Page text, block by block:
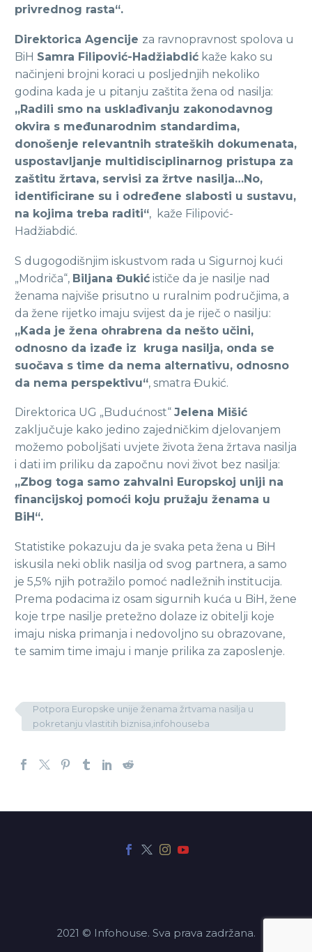
privrednog rasta“.
Direktorica Agencije za ravnopravnost spolova u
BiH Samra Filipović-Hadžiabdić kaže kako su
načinjeni brojni koraci u posljednjih nekoliko
godina kada je u pitanju zaštita žena od nasilja:
„Radili smo na usklađivanju zakonodavnog
okvira s međunarodnim standardima,
donošenje relevantnih strateških dokumenata,
uspostavljanje multidisciplinarnog pristupa za
zaštitu žrtava, servisi za žrtve nasilja…No,
identificirane su i određene slabosti u sustavu,
na kojima treba raditi“, kaže Filipović-
Hadžiabdić.
S dugogodišnjim iskustvom rada u Sigurnoj kući
„Modriča“, Biljana Đukić ističe da je nasilje nad
ženama najviše prisutno u ruralnim područjima, a
da žene rijetko imaju svijest da je riječ o nasilju:
„Kada je žena ohrabrena da nešto učini,
odnosno da izađe iz kruga nasilja, onda se
suočava s time da nema alternativu, odnosno
da nema perspektivu“, smatra Đukić.
Direktorica UG „Budućnost“ Jelena Mišić
zaključuje kako jedino zajedničkim djelovanjem
možemo poboljšati uvjete života žena žrtava nasilja
i dati im priliku da započnu novi život bez nasilja:
„Zbog toga samo zahvalni Europskoj uniji na
financijskoj pomoći koju pružaju ženama u
BiH“.
Statistike pokazuju da je svaka peta žena u BiH
iskusila neki oblik nasilja od svog partnera, a samo
je 5,5% njih potražilo pomoć nadležnih institucija.
Prema podacima iz osam sigurnih kuća u BiH, žene
koje trpe nasilje pretežno dolaze iz obitelji koje
imaju niska primanja i nedovoljno su obrazovane,
te samim time imaju i manje prilika za zaposlenje.
Potpora Europske unije ženama žrtvama nasilja u
pokretanju vlastitih biznisa,infohouseba
2021 © Infohouse. Sva prava zadržana.